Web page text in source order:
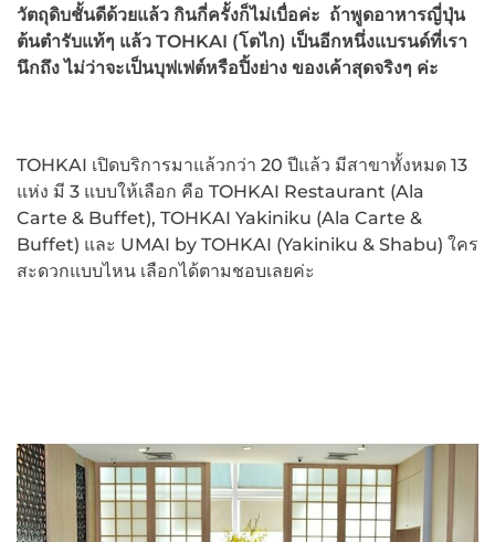
วัตถุดิบชั้นดีด้วยแล้ว กินกี่ครั้งก็ไม่เบื่อค่ะ ถ้าพูดอาหารญี่ปุ่น
ต้นตำรับแท้ๆ แล้ว TOHKAI (โตไก) เป็นอีกหนึ่งแบรนด์ที่เรา
นึกถึง ไม่ว่าจะเป็นบุฟเฟต์หรือปิ้งย่าง ของเค้าสุดจริงๆ ค่ะ
TOHKAI เปิดบริการมาแล้วกว่า 20 ปีแล้ว มีสาขาทั้งหมด 13
แห่ง มี 3 แบบให้เลือก คือ TOHKAI Restaurant (Ala
Carte & Buffet), TOHKAI Yakiniku (Ala Carte &
Buffet) และ UMAI by TOHKAI (Yakiniku & Shabu) ใคร
สะดวกแบบไหน เลือกได้ตามชอบเลยค่ะ